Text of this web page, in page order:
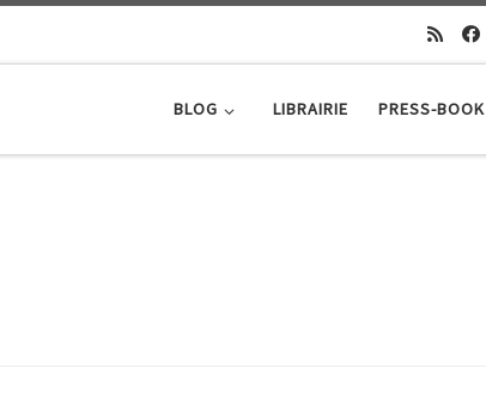
BLOG LIBRAIRIE PRESS-BOOK